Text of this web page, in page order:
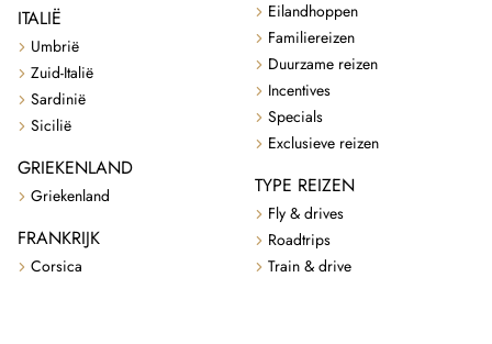
ITALIË
Umbrië
Zuid-Italië
Sardinië
Sicilië
GRIEKENLAND
Griekenland
FRANKRIJK
Corsica
Eilandhoppen
Familiereizen
Duurzame reizen
Incentives
Specials
Exclusieve reizen
TYPE REIZEN
Fly & drives
Roadtrips
Train & drive